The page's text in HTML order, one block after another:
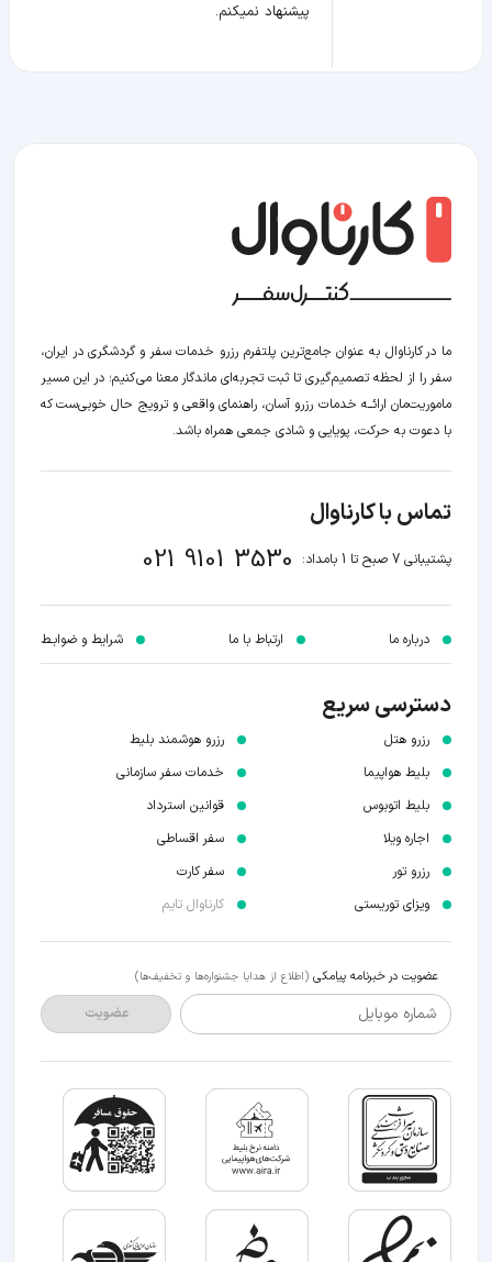
پیشنهاد نمیکنم.
ما در کارناوال به عنوان جامع‌ترین پلتفرم رزرو خدمات سفر و گردشگری در ایران،
سفر را از لحظه‌ تصمیم‌گیری تا ثبت تجربه‌ای ماندگار معنا می‌کنیم؛ در این مسیر‍
ماموریت‌مان اراﺋــﻪ خدمات رزرو آسان، راهنمای واقعی و ترویج حال خوبی‌ست که
با دعوت به حرکت، پویایی و شادی جمعی همراه باشد.
تماس با کارناوال
پشتیبانی 7 صبح تا 1 بامداد: 021 9101 3530
درباره ما ارتباط با ما شرایط و ضوابـط
دسترسی سریع
رزرو هتل
بلیط هواپیما
بلیط اتوبوس
اجاره ویلا
رزرو تور
ویزای توریستی
رزرو هوشمند بلیط
خدمات سفر سازمانی
قوانین استرداد
سفر اقساطی
سفر کارت
کارناوال تایم
عضویت در خبرنامه پیامکی (اطلاع از هدایا جشنواره‌ها و تخفیف‌ها)
شماره موبایل عضویت